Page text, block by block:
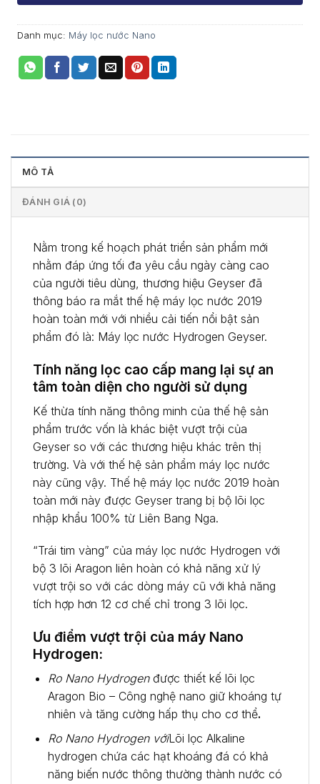
Danh mục: Máy lọc nước Nano
MÔ TẢ
ĐÁNH GIÁ (0)
Nằm trong kế hoạch phát triển sản phẩm mới
nhằm đáp ứng tối đa yêu cầu ngày càng cao
của người tiêu dùng, thương hiệu Geyser đã
thông báo ra mắt thế hệ máy lọc nước 2019
hoàn toàn mới với nhiều cải tiến nổi bật sản
phẩm đó là: Máy lọc nước Hydrogen Geyser.
Tính năng lọc cao cấp mang lại sự an
tâm toàn diện cho người sử dụng
Kế thừa tính năng thông minh của thế hệ sản
phẩm trước vốn là khác biệt vượt trội của
Geyser so với các thương hiệu khác trên thị
trường. Và với thế hệ sản phẩm máy lọc nước
này cũng vậy. Thế hệ máy lọc nước 2019 hoàn
toàn mới này được Geyser trang bị bộ lõi lọc
nhập khẩu 100% từ Liên Bang Nga.
“Trái tim vàng” của máy lọc nước Hydrogen với
bộ 3 lõi Aragon liên hoàn có khả năng xử lý
vượt trội so với các dòng máy cũ với khả năng
tích hợp hơn 12 cơ chế chỉ trong 3 lõi lọc.
Ưu điểm vượt trội của máy Nano
Hydrogen:
Ro Nano Hydrogen được thiết kế lõi lọc
Aragon Bio – Công nghệ nano giữ khoáng tự
nhiên và tăng cường hấp thụ cho cơ thể.
Ro Nano Hydrogen vớiLõi lọc Alkaline
hydrogen chứa các hạt khoáng đá có khả
năng biến nước thông thường thành nước có